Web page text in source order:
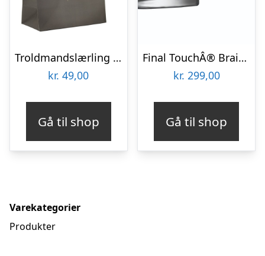
Troldmandslærling Festposer
kr. 49,00
Gå til shop
Final TouchÂ® Brain Freeze Kranie Isspand
kr. 299,00
Gå til shop
Varekategorier
Produkter